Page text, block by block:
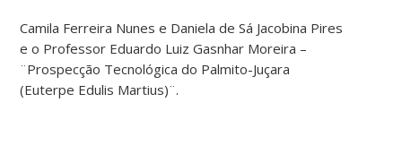
Camila Ferreira Nunes e Daniela de Sá Jacobina Pires
e o Professor Eduardo Luiz Gasnhar Moreira –
¨Prospecção Tecnológica do Palmito-Juçara
(Euterpe Edulis Martius)¨.